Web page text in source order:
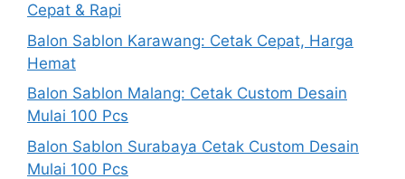
Cepat & Rapi
Balon Sablon Karawang: Cetak Cepat, Harga
Hemat
Balon Sablon Malang: Cetak Custom Desain
Mulai 100 Pcs
Balon Sablon Surabaya Cetak Custom Desain
Mulai 100 Pcs